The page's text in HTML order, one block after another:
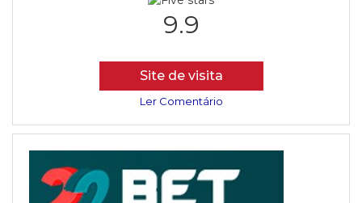
9.9
Site de visita
Ler Comentário